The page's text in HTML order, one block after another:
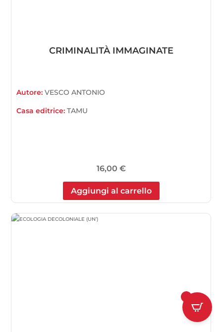
CRIMINALITÀ IMMAGINATE
Autore:VESCO ANTONIO
Casa editrice:TAMU
16,00 €
Aggiungi al carrello